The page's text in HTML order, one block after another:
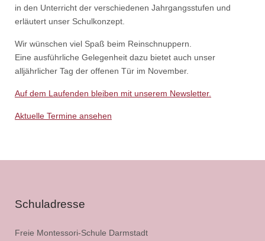
in den Unterricht der verschiedenen Jahrgangsstufen und
erläutert unser Schulkonzept.
Wir wünschen viel Spaß beim Reinschnuppern.
Eine ausführliche Gelegenheit dazu bietet auch unser
alljährlicher Tag der offenen Tür im November.
Auf dem Laufenden bleiben mit unserem Newsletter.
Aktuelle Termine ansehen
Schuladresse
Freie Montessori-Schule Darmstadt